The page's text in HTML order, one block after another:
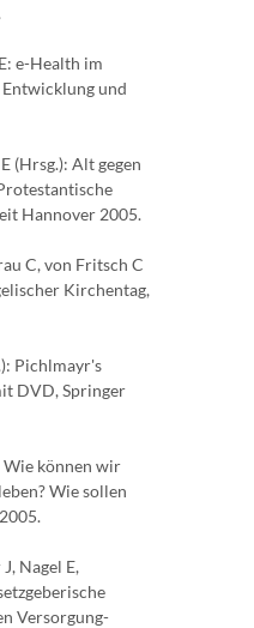
e-Health im
und
(Hrsg.): Alt gegen
Hannover 2005.
C, von Fritsch C
Kirchentag,
Pichlmayr's
DVD, Springer
Wie können wir
Wie sollen
Nagel E,
Versorgung-